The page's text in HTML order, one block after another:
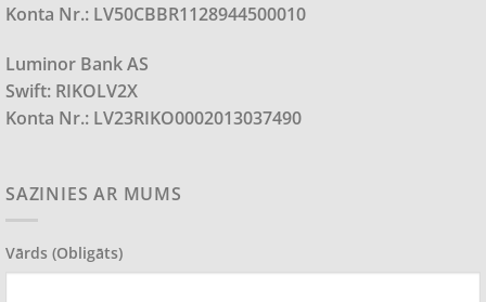
Konta Nr.: LV50CBBR1128944500010
Luminor Bank AS
Swift: RIKOLV2X
Konta Nr.: LV23RIKO0002013037490
SAZINIES AR MUMS
Vārds (obligāts)